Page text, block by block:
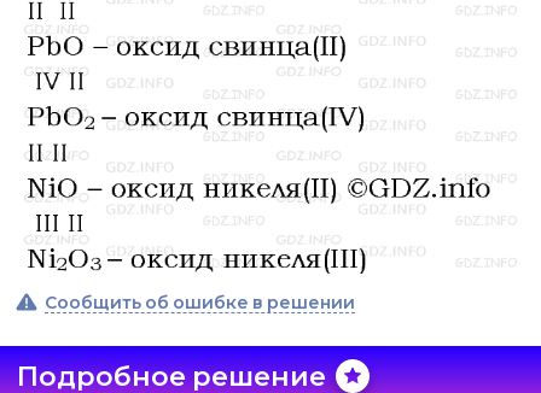
Сообщить об ошибке в решении
Подробное решение